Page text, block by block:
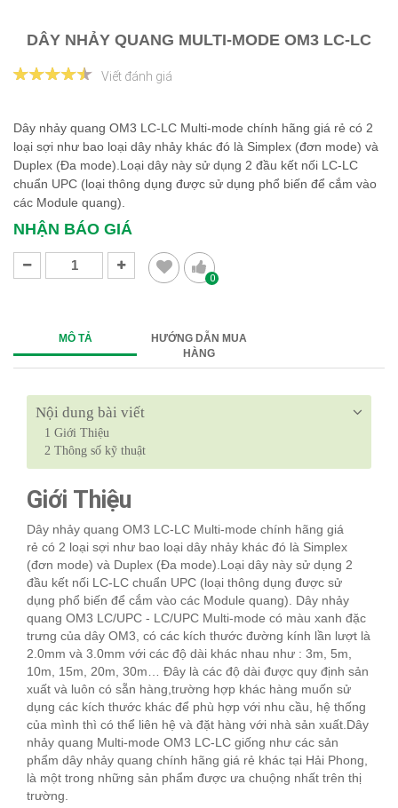
DÂY NHẢY QUANG MULTI-MODE OM3 LC-LC
Viết đánh giá
Dây nhảy quang OM3 LC-LC Multi-mode chính hãng giá rẻ có 2
loại sợi như bao loại dây nhảy khác đó là Simplex (đơn mode) và
Duplex (Đa mode).Loại dây này sử dụng 2 đầu kết nối LC-LC
chuẩn UPC (loại thông dụng được sử dụng phổ biến để cắm vào
các Module quang).
NHẬN BÁO GIÁ
0
MÔ TẢ
HƯỚNG DẪN MUA
HÀNG
Nội dung bài viết
1 Giới Thiệu
2 Thông số kỹ thuật
Giới Thiệu
Dây nhảy quang OM3 LC-LC Multi-mode chính hãng giá
rẻ có 2 loại sợi như bao loại dây nhảy khác đó là Simplex
(đơn mode) và Duplex (Đa mode).Loại dây này sử dụng 2
đầu kết nối LC-LC chuẩn UPC (loại thông dụng được sử
dụng phổ biến để cắm vào các Module quang). Dây nhảy
quang OM3 LC/UPC - LC/UPC Multi-mode có màu xanh đặc
trưng của dây OM3, có các kích thước đường kính lần lượt là
2.0mm và 3.0mm với các độ dài khác nhau như : 3m, 5m,
10m, 15m, 20m, 30m… Đây là các độ dài được quy định sản
xuất và luôn có sẵn hàng,trường hợp khác hàng muốn sử
dụng các kích thước khác để phù hợp với nhu cầu, hệ thống
của mình thì có thể liên hệ và đặt hàng với nhà sản xuất.Dây
nhảy quang Multi-mode OM3 LC-LC giống như các sản
phẩm dây nhảy quang chính hãng giá rẻ khác tại Hải Phong,
là một trong những sản phẩm được ưa chuộng nhất trên thị
trường.